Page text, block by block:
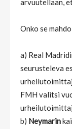
arvuutellaan,
Onko se
a) Real
seurusteleva
FMH valitsi
b) Neymarin